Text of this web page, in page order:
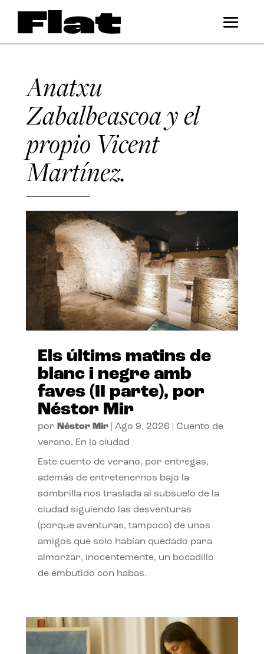
Anatxu
Zabalbeascoa y el
propio Vicent
Martínez.
Els últims matins de
blanc i negre amb
faves (II parte), por
Néstor Mir
por Néstor Mir| Ago 9, 2026
Cuento de
verano, En la ciudad
Este cuento de verano, por entregas,
además de entretenernos bajo la
sombrilla nos traslada al subsuelo de la
ciudad siguiendo las desventuras
(porque aventuras, tampoco) de unos
amigos que solo habían quedado para
almorzar, inocentemente, un bocadillo
de embutido con habas.